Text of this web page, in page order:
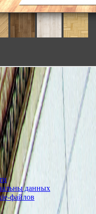
данных
файлов